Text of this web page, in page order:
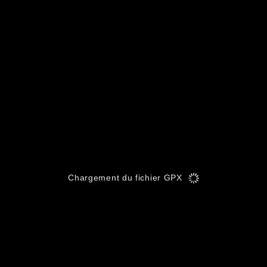
Chargement du fichier GPX